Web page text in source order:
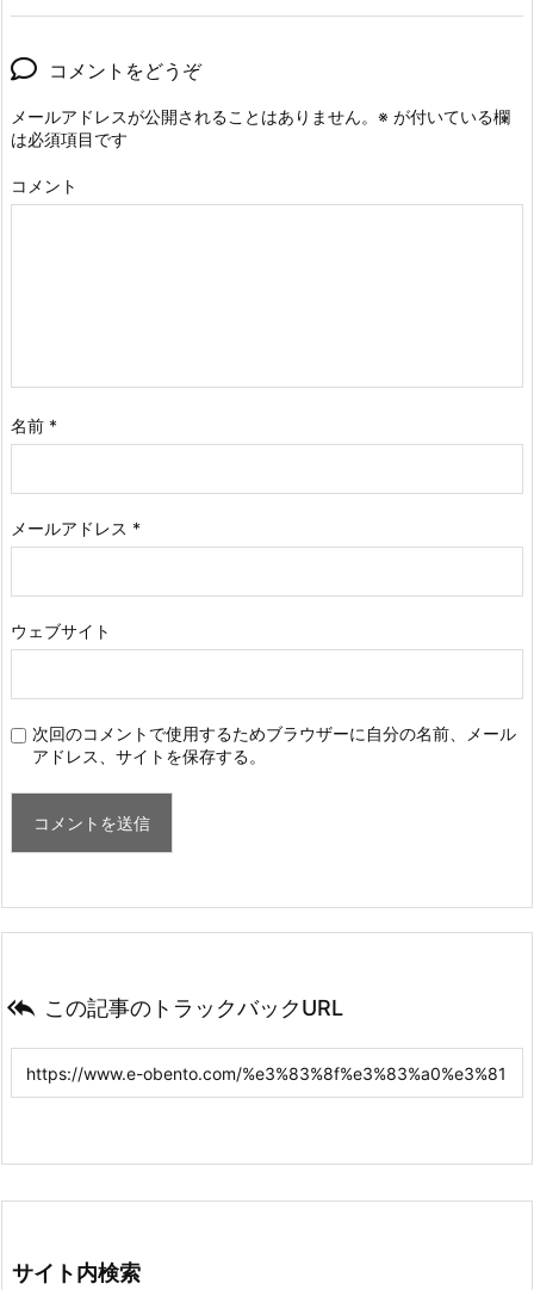
コメントをどうぞ
メールアドレスが公開されることはありません。 ※ が付いている欄
は必須項目です
コメント
名前 *
メールアドレス *
ウェブサイト
次回のコメントで使用するためブラウザーに自分の名前、メール
アドレス、サイトを保存する。
 この記事のトラックバックURL
サイト内検索